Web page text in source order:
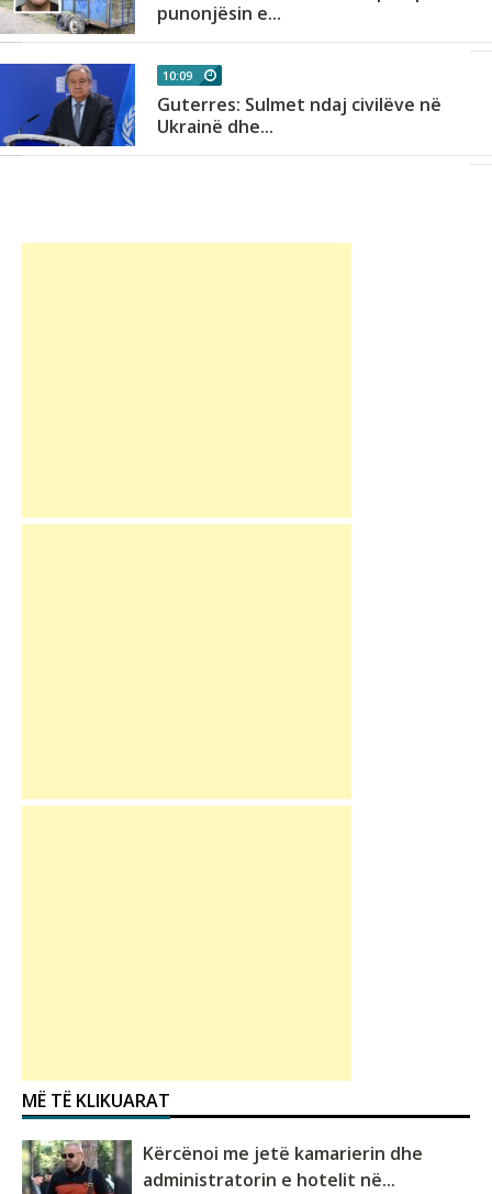
punonjësin e...
10:09
Guterres: Sulmet ndaj civilëve në
Ukrainë dhe...
MË TË KLIKUARAT
Kërcënoi me jetë kamarierin dhe
administratorin e hotelit në...